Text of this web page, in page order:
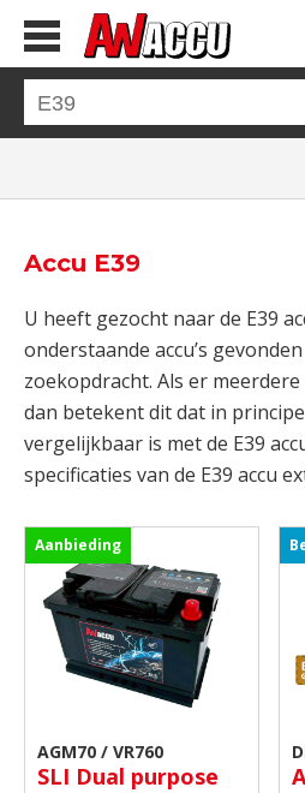
Accu E39
U heeft gezocht naar de E39
onderstaande accu’s
zoekopdracht. Als er
dan betekent dit dat in
vergelijkbaar is met de E39
specificaties van de E39 accu
Aanbieding
AGM70 / VR760
SLI Dual purpose